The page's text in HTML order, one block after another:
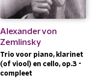
Alexander von
Zemlinsky
Trio voor piano, klarinet
(of viool) en cello, op.3 -
compleet